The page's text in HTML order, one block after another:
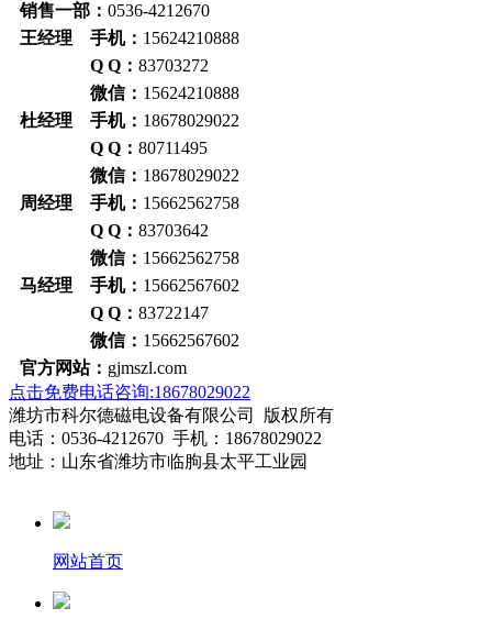
销售一部： 0536-4212670
王经理 手机： 15624210888
Q Q： 83703272
微信： 15624210888
杜经理 手机： 18678029022
Q Q： 80711495
微信： 18678029022
周经理 手机： 15662562758
Q Q： 83703642
微信： 15662562758
马经理 手机： 15662567602
Q Q： 83722147
微信： 15662567602
官方网站： gjmszl.com
点击免费电话咨询:18678029022
潍坊市科尔德磁电设备有限公司 版权所有
电话：0536-4212670 手机：18678029022
地址：山东省潍坊市临朐县太平工业园
网站首页